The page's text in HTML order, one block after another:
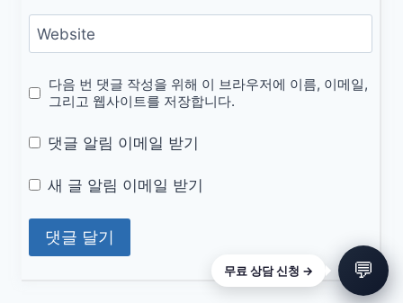
Website
다음 번 댓글 작성을 위해 이 브라우저에 이름, 이메일,
그리고 웹사이트를 저장합니다.
댓글 알림 이메일 받기
새 글 알림 이메일 받기
무료 상담 신청 → 💬